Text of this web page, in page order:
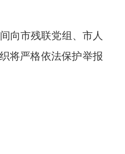
向市残联党组、市人
将严格依法保护举报